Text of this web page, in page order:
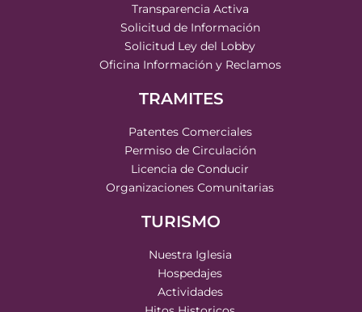
Transparencia Activa
Solicitud de Información
Solicitud Ley del Lobby
Oficina Información y Reclamos
TRAMITES
Patentes Comerciales
Permiso de Circulación
Licencia de Conducir
Organizaciones Comunitarias
TURISMO
Nuestra Iglesia
Hospedajes
Actividades